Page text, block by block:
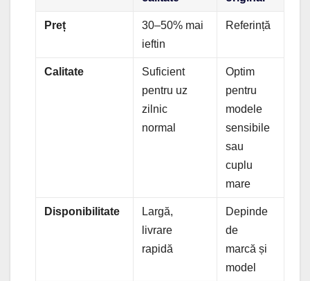
Preț
30–50% mai
ieftin
Referință
Calitate
Suficient
pentru uz
zilnic
normal
Optim
pentru
modele
sensibile
sau
cuplu
mare
Disponibilitate
Largă,
livrare
rapidă
Depinde
de
marcă și
model